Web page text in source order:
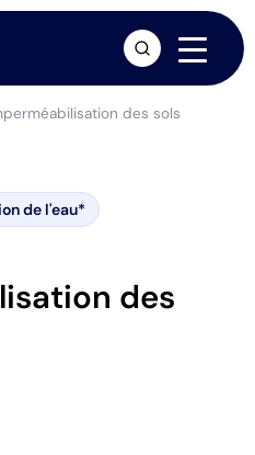
des sols
de l'eau*
des
arrow_forward